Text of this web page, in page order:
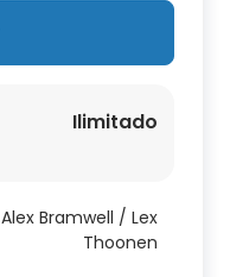
Ilimitado
Alex Bramwell / Lex
Thoonen